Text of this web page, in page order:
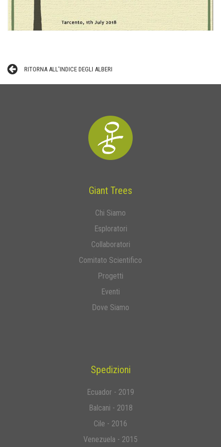
RITORNA ALL'INDICE DEGLI ALBERI
Giant Trees
Chi Siamo
Esploratori
Collaboratori
Comitato Scientifico
Progetti
Eventi
Dove Siamo
Spedizioni
Ecuador - 2019
Balcani - 2018
Cile - 2016
Venezuela - 2015